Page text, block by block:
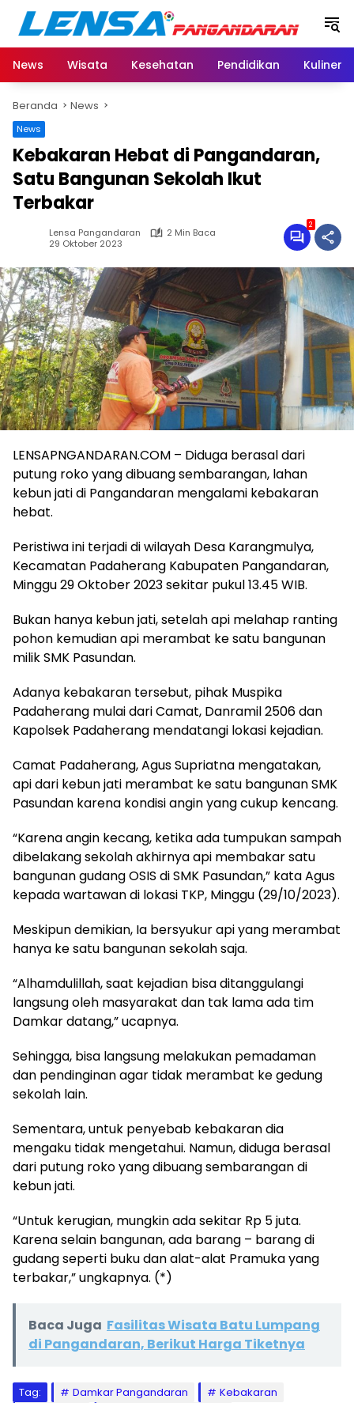
Langsung
konten
News
Wisata Kesehatan Pendidikan Kuliner
Beranda News
News
Kebakaran Hebat di Pangandaran,
Satu Bangunan Sekolah Ikut
Terbakar
Lensa Pangandaran
2 Min Baca
29 Oktober 2023
2
LENSAPNGANDARAN.COM – Diduga berasal dari
putung roko yang dibuang sembarangan, lahan
kebun jati di Pangandaran mengalami kebakaran
hebat.
Peristiwa ini terjadi di wilayah Desa Karangmulya,
Kecamatan Padaherang Kabupaten Pangandaran,
Minggu 29 Oktober 2023 sekitar pukul 13.45 WIB.
Bukan hanya kebun jati, setelah api melahap ranting
pohon kemudian api merambat ke satu bangunan
milik SMK Pasundan.
Adanya kebakaran tersebut, pihak Muspika
Padaherang mulai dari Camat, Danramil 2506 dan
Kapolsek Padaherang mendatangi lokasi kejadian.
Camat Padaherang, Agus Supriatna mengatakan,
api dari kebun jati merambat ke satu bangunan SMK
Pasundan karena kondisi angin yang cukup kencang.
“Karena angin kecang, ketika ada tumpukan sampah
dibelakang sekolah akhirnya api membakar satu
bangunan gudang OSIS di SMK Pasundan,” kata Agus
kepada wartawan di lokasi TKP, Minggu (29/10/2023).
Meskipun demikian, Ia bersyukur api yang merambat
hanya ke satu bangunan sekolah saja.
“Alhamdulillah, saat kejadian bisa ditanggulangi
langsung oleh masyarakat dan tak lama ada tim
Damkar datang,” ucapnya.
Sehingga, bisa langsung melakukan pemadaman
dan pendinginan agar tidak merambat ke gedung
sekolah lain.
Sementara, untuk penyebab kebakaran dia
mengaku tidak mengetahui. Namun, diduga berasal
dari putung roko yang dibuang sembarangan di
kebun jati.
“Untuk kerugian, mungkin ada sekitar Rp 5 juta.
Karena selain bangunan, ada barang – barang di
gudang seperti buku dan alat-alat Pramuka yang
terbakar,” ungkapnya. (*)
Baca Juga Fasilitas Wisata Batu Lumpang
di Pangandaran, Berikut Harga Tiketnya
Tag: Damkar Pangandaran
Kebakaran